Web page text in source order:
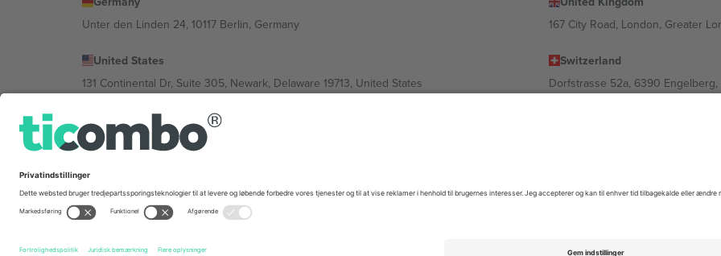
Unter den Linden 24, 10117 Berlin, Germany
167 City Road, London, Greater
United States
131 Continental Dr, Suite 305, Newark, Delaware 19713, United States
Switzerland
Dorfstrasse 52a, 6390 Engelberg,
Bulgaria
Regus Sofia City West, bul Totleben 53-55, 1606 Sofia, Bulgaria
Av Chapultepec 360, Roma Norte, Cuauhtémoc, 06700 Ciudad de México, CDMX, Mexico
© 2026 Ticombo. Alle rettigheder forbeholdes.